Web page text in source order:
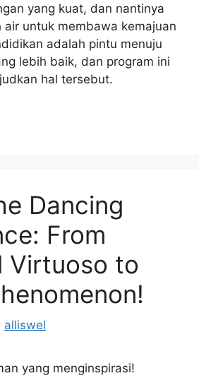
yang kuat, dan nantinya
air untuk membawa kemajuan
adalah pintu menuju
lebih baik, dan program ini
hal tersebut.
Dancing
From
Virtuoso to
alliswel
yang menginspirasi!